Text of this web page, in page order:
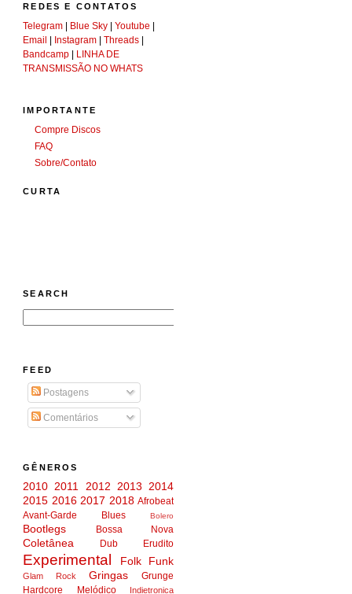
REDES E CONTATOS
Telegram | Blue Sky |Youtube |
Email | Instagram |Threads |
Bandcamp | LINHA DE
TRANSMISSÃO NO WHATS
IMPORTANTE
Compre Discos
FAQ
Sobre/Contato
CURTA
SEARCH
FEED
Postagens
Comentários
GÊNEROS
2010 2011 2012 2013 2014
2015 2016 2017 2018 Afrobeat
Avant-Garde
Blues Bolero
Bootlegs Bossa Nova
Coletânea Dub Erudito
Experimental Folk Funk
Glam Rock Gringas
Grunge
Hardcore Melódico
Indietronica